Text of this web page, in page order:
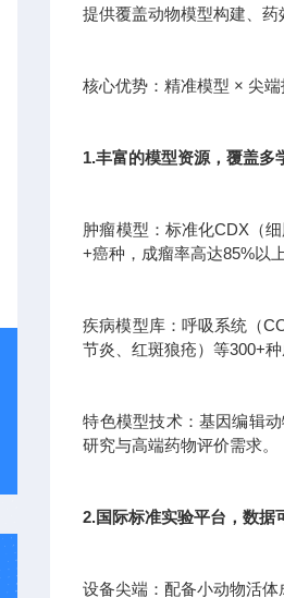
提供覆盖动物模型构建、
核心优势：精准模型 × 尖
1.丰富的模型资源，覆盖多
肿瘤模型：标准化CDX（
+癌种，成瘤率高达85%以上
疾病模型库：呼吸系统（
节炎、红斑狼疮）等300+
特色模型技术：基因编辑
研究与高端药物评价需求。
2.国际标准实验平台，数据
设备尖端：配备小动物活